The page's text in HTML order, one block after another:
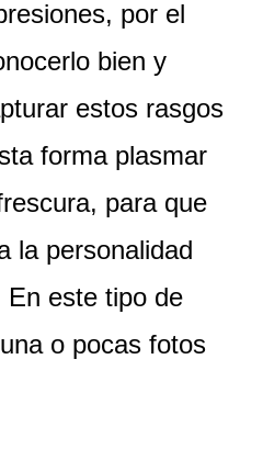
por el
bien y
estos rasgos
forma plasmar
para que
la personalidad
En este tipo de
o pocas fotos